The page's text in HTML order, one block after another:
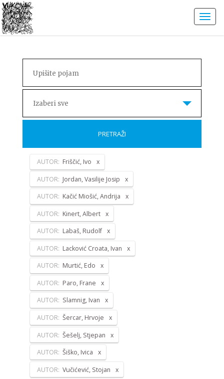
Izaberi sve
PRETRAŽI
AUTOR: Friščić, Ivo
AUTOR: Jordan, Vasilije Josip
AUTOR: Kačić Miošić, Andrija
AUTOR: Kinert, Albert
AUTOR: Labaš, Rudolf
AUTOR: Lacković Croata, Ivan
AUTOR: Murtić, Edo
AUTOR: Paro, Frane
AUTOR: Slamnig, Ivan
AUTOR: Šercar, Hrvoje
AUTOR: Šešelj, Stjepan
AUTOR: Šiško, Ivica
AUTOR: Vučićević, Stojan